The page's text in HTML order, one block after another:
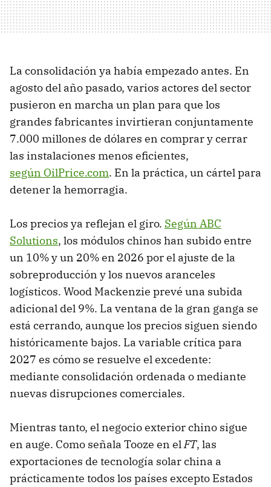
La consolidación ya había empezado antes. En
agosto del año pasado, varios actores del sector
pusieron en marcha un plan para que los
grandes fabricantes invirtieran conjuntamente
7.000 millones de dólares en comprar y cerrar
las instalaciones menos eficientes,
según OilPrice.com. En la práctica, un cártel para
detener la hemorragia.
Los precios ya reflejan el giro. Según ABC
Solutions, los módulos chinos han subido entre
un 10% y un 20% en 2026 por el ajuste de la
sobreproducción y los nuevos aranceles
logísticos. Wood Mackenzie prevé una subida
adicional del 9%. La ventana de la gran ganga se
está cerrando, aunque los precios siguen siendo
históricamente bajos. La variable crítica para
2027 es cómo se resuelve el excedente:
mediante consolidación ordenada o mediante
nuevas disrupciones comerciales.
Mientras tanto, el negocio exterior chino sigue
en auge. Como señala Tooze en elFT, las
exportaciones de tecnología solar china a
prácticamente todos los países excepto Estados